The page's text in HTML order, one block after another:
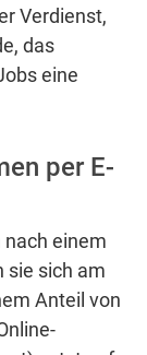
Verdienst,
das
eine
per E-
einem
sie sich am
Anteil von